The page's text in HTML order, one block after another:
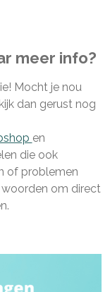
meer info?
Mocht je nou
dan gerust nog
en
die ook
of problemen
om direct